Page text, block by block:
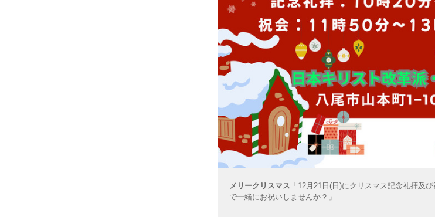
メリークリスマス 「12月21日(日)にクリスマス記念礼拝及
で一緒にお祝いしませんか？」